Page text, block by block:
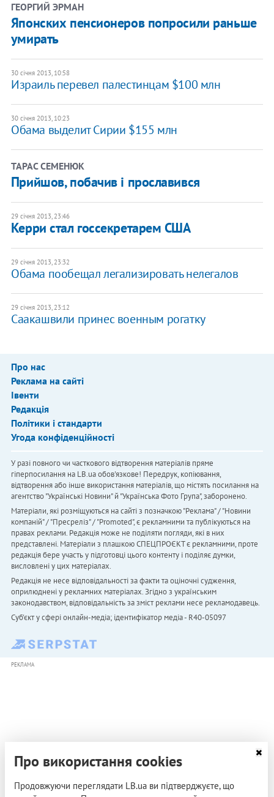
ГЕОРГИЙ ЭРМАН
Японских пенсионеров попросили раньше
умирать
30 січня 2013, 10:58
Израиль перевел палестинцам $100 млн
30 січня 2013, 10:23
Обама выделит Сирии $155 млн
ТАРАС СЕМЕНЮК
Прийшов, побачив і прославився
29 січня 2013, 23:46
Керри стал госсекретарем США
29 січня 2013, 23:32
Обама пообещал легализировать нелегалов
29 січня 2013, 23:12
Саакашвили принес военным рогатку
Про нас
Реклама на сайті
Івенти
Редакція
Політики і стандарти
Угода конфіденційності
У разі повного чи часткового відтворення матеріалів пряме
гіперпосилання на LB.ua обов'язкове! Передрук, копіювання,
відтворення або інше використання матеріалів, що містять посилання на
агентство "Українськi Новини" й "Українська Фото Група", заборонено.
Матеріали, які розміщуються на сайті з позначкою "Реклама" / "Новини
компаній" / "Пресреліз" / "Promoted", є рекламними та публікуються на
правах реклами. Редакція може не поділяти погляди, які в них
представлені. Матеріали з плашкою СПЕЦПРОЄКТ є рекламними, проте
редакція бере участь у підготовці цього контенту і поділяє думки,
висловлені у цих матеріалах.
Редакція не несе відповідальності за факти та оціночні судження,
оприлюднені у рекламних матеріалах. Згідно з українським
законодавством, відповідальність за зміст реклами несе рекламодавець.
Cуб'єкт у сфері онлайн-медіа; ідентифікатор медіа - R40-05097
РЕКЛАМА
Про використання cookies
Продовжуючи переглядати LB.ua ви підтверджуєте, що